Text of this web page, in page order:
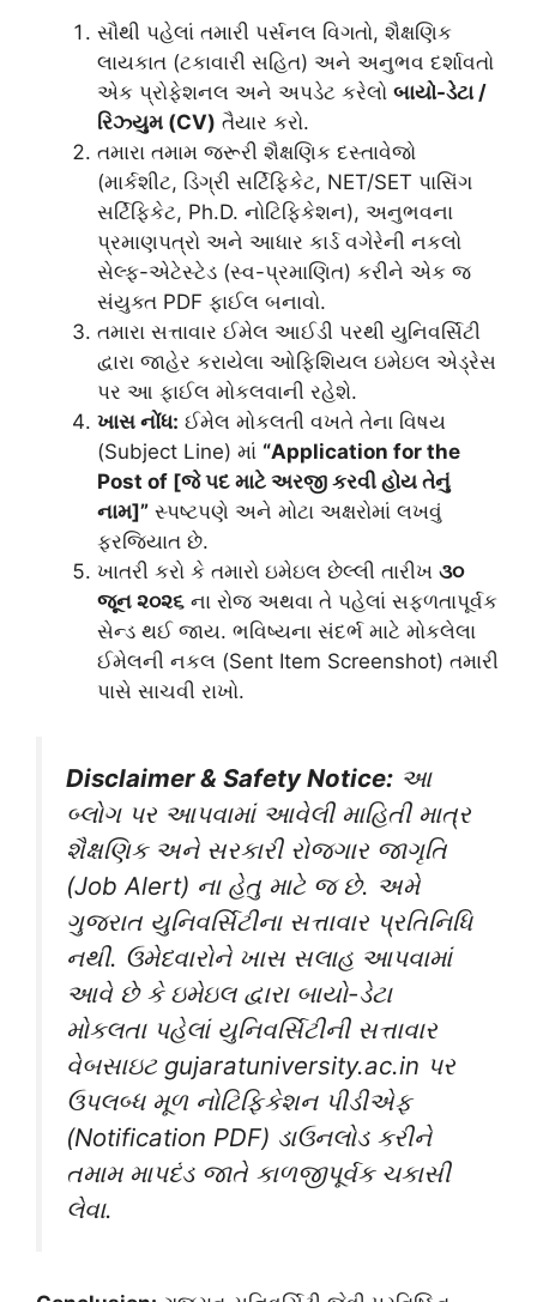
સૌથી પહેલાં તમારી પર્સનલ વિગતો, શૈક્ષણિક
લાયકાત (ટકાવારી સહિત) અને અનુભવ દર્શાવતો
એક પ્રોફેશનલ અને અપડેટ કરેલો બાયો-ડેટા /
રિઝ્યુમ (CV) તૈયાર કરો.
તમારા તમામ જરૂરી શૈક્ષણિક દસ્તાવેજો
(માર્કશીટ, ડિગ્રી સર્ટિફિકેટ, NET/SET પાસિંગ
સર્ટિફિકેટ, Ph.D. નોટિફિકેશન), અનુભવના
પ્રમાણપત્રો અને આધાર કાર્ડ વગેરેની નકલો
સેલ્ફ-એટેસ્ટેડ (સ્વ-પ્રમાણિત) કરીને એક જ
સંયુક્ત PDF ફાઈલ બનાવો.
તમારા સત્તાવાર ઈમેલ આઈડી પરથી યુનિવર્સિટી
દ્વારા જાહેર કરાયેલા ઓફિશિયલ ઇમેઇલ એડ્રેસ
પર આ ફાઈલ મોકલવાની રહેશે.
ખાસ નોંધ: ઈમેલ મોકલતી વખતે તેના વિષય
(Subject Line) માં “Application for the
Post of [જે પદ માટે અરજી કરવી હોય તેનું
નામ]” સ્પષ્ટપણે અને મોટા અક્ષરોમાં લખવું
ફરજિયાત છે.
ખાતરી કરો કે તમારો ઇમેઇલ છેલ્લી તારીખ ૩૦
જૂન ૨૦૨૬ ના રોજ અથવા તે પહેલાં સફળતાપૂર્વક
સેન્ડ થઈ જાય. ભવિષ્યના સંદર્ભ માટે મોકલેલા
ઈમેલની નકલ (Sent Item Screenshot) તમારી
પાસે સાચવી રાખો.
Disclaimer & Safety Notice: આ
બ્લોગ પર આપવામાં આવેલી માહિતી માત્ર
શૈક્ષણિક અને સરકારી રોજગાર જાગૃતિ
(Job Alert) ના હેતુ માટે જ છે. અમે
ગુજરાત યુનિવર્સિટીના સત્તાવાર પ્રતિનિધિ
નથી. ઉમેદવારોને ખાસ સલાહ આપવામાં
આવે છે કે ઇમેઇલ દ્વારા બાયો-ડેટા
મોકલતા પહેલાં યુનિવર્સિટીની સત્તાવાર
વેબસાઇટ gujaratuniversity.ac.in પર
ઉપલબ્ધ મૂળ નોટિફિકેશન પીડીએફ
(Notification PDF) ડાઉનલોડ કરીને
તમામ માપદંડ જાતે કાળજીપૂર્વક ચકાસી
લેવા.